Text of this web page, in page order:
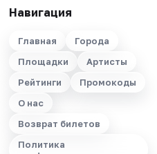
Навигация
Главная
Города
Площадки
Артисты
Рейтинги
Промокоды
О нас
Возврат билетов
Политика